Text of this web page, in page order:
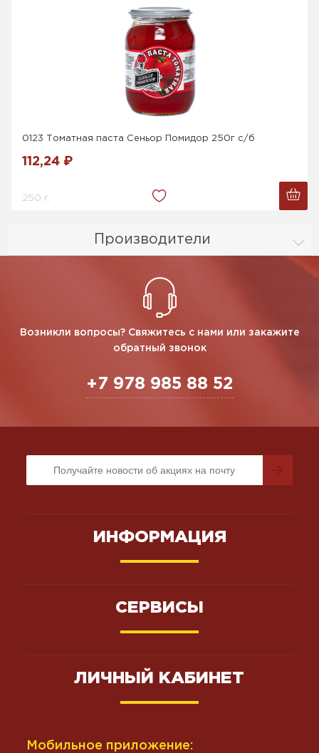
Производители
0123 Томатная паста Сеньор Помидор 250г с/б
112,24 ₽
250 г.
Возникли вопросы? Свяжитесь с нами или закажите
обратный звонок
+7 978 985 88 52
ИНФОРМАЦИЯ
СЕРВИСЫ
ЛИЧНЫЙ КАБИНЕТ
Мобильное приложение: